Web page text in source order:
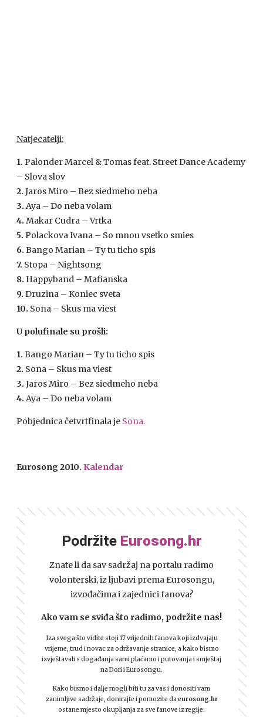
Natjecatelji:
1. Palonder Marcel & Tomas feat. Street Dance Academy
– Slova slov
2. Jaros Miro – Bez siedmeho neba
3. Aya – Do neba volam
4. Makar Cudra – Vrtka
5. Polackova Ivana – So mnou vsetko smies
6. Bango Marian – Ty tu ticho spis
7. Stopa – Nightsong
8. Happyband – Mafianska
9. Druzina – Koniec sveta
10. Sona – Skus ma viest
U polufinale su prošli:
1. Bango Marian – Ty tu ticho spis
2. Sona – Skus ma viest
3. Jaros Miro – Bez siedmeho neba
4. Aya – Do neba volam
Pobjednica četvrtfinala je Sona.
Eurosong 2010. Kalendar
Podržite Eurosong.hr
Znate li da sav sadržaj na portalu radimo
volonterski, iz ljubavi prema Eurosongu,
izvođačima i zajednici fanova?
Ako vam se sviđa što radimo, podržite nas!
Iza svega što vidite stoji 17 vrijednih fanova koji izdvajaju
vrijeme, trud i novac za održavanje stranice, a kako bismo
izvještavali s događanja sami plaćamo i putovanja i smještaj
na Dori i Eurosongu.
Kako bismo i dalje mogli biti tu za vas i donositi vam
zanimljive sadržaje, donirajte i pomozite daeurosong.hr
ostane mjesto okupljanja za sve fanove iz regije.